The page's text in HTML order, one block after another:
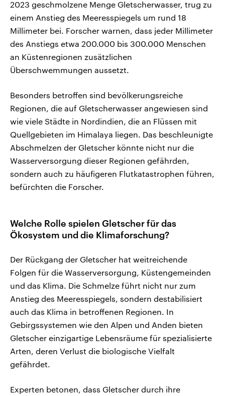
2023 geschmolzene Menge Gletscherwasser, trug zu
einem Anstieg des Meeresspiegels um rund 18
Millimeter bei. Forscher warnen, dass jeder Millimeter
des Anstiegs etwa 200.000 bis 300.000 Menschen
an Küstenregionen zusätzlichen
Überschwemmungen aussetzt.
Besonders betroffen sind bevölkerungsreiche
Regionen, die auf Gletscherwasser angewiesen sind
wie viele Städte in Nordindien, die an Flüssen mit
Quellgebieten im Himalaya liegen. Das beschleunigte
Abschmelzen der Gletscher könnte nicht nur die
Wasserversorgung dieser Regionen gefährden,
sondern auch zu häufigeren Flutkatastrophen führen,
befürchten die Forscher.
Welche Rolle spielen Gletscher für das
Ökosystem und die Klimaforschung?
Der Rückgang der Gletscher hat weitreichende
Folgen für die Wasserversorgung, Küstengemeinden
und das Klima. Die Schmelze führt nicht nur zum
Anstieg des Meeresspiegels, sondern destabilisiert
auch das Klima in betroffenen Regionen. In
Gebirgssystemen wie den Alpen und Anden bieten
Gletscher einzigartige Lebensräume für spezialisierte
Arten, deren Verlust die biologische Vielfalt
gefährdet.
Experten betonen, dass Gletscher durch ihre